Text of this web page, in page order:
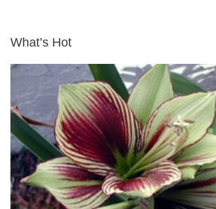
What’s Hot